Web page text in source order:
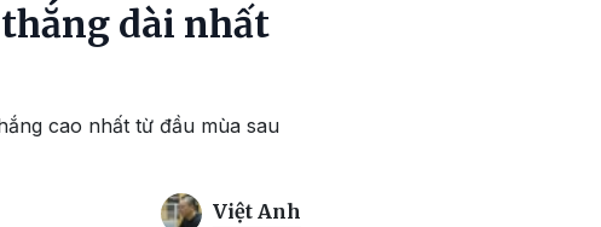
dài nhất
cao nhất từ đầu mùa sau
Việt Anh